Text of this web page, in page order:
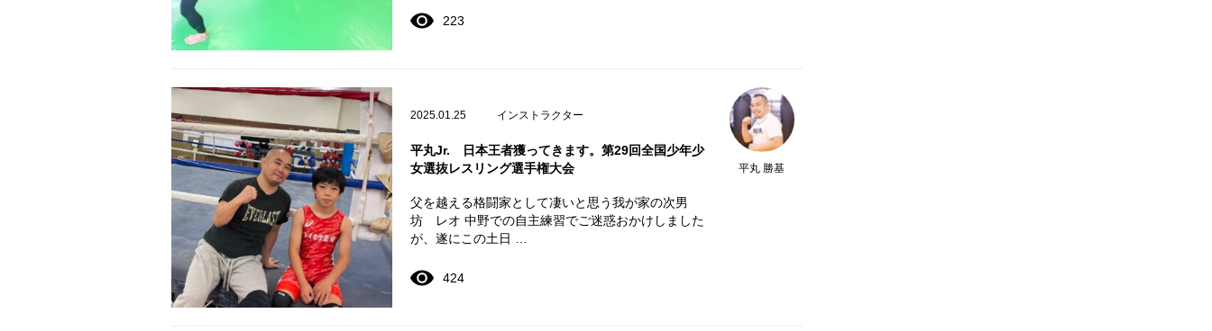
223
2025.01.25 インストラクター
平丸 勝基
平丸Jr. 日本王者獲ってきます。第29回全国少年少
女選抜レスリング選手権大会
父を越える格闘家として凄いと思う我が家の次男
坊 レオ 中野での自主練習でご迷惑おかけしました
が、遂にこの土日 …
424